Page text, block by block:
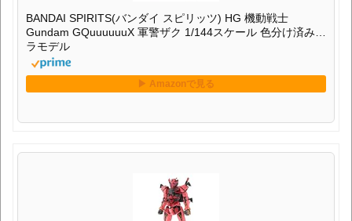
BANDAI SPIRITS(バンダイ スピリッツ) HG 機動戦士
Gundam GQuuuuuuX 軍警ザク 1/144スケール 色分け済みプ
ラモデル